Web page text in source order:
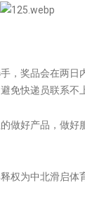
，奖品会在两日
免快递员联系不
做好产品，做好
权为中北滑启体